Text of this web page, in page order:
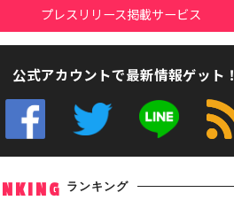
プレスリリース掲載サービス
公式アカウントで最新情報ゲット！
ランキング